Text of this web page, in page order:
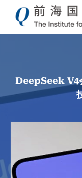
DeepSeek V4